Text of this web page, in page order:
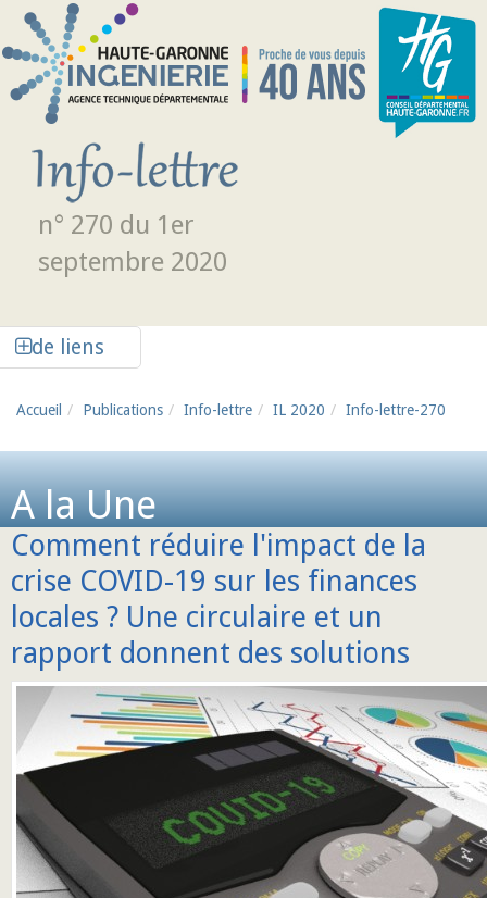
Aller au contenu principal
n° 270 du 1er
septembre 2020
de liens
Accueil Publications Info-lettre IL 2020 Info-lettre-270
A la Une
Comment réduire l'impact de la
crise COVID-19 sur les finances
locales ? Une circulaire et un
rapport donnent des solutions